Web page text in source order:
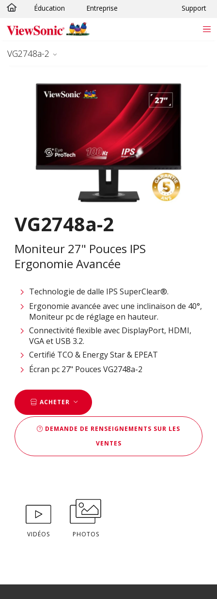
Passer au contenu principal
Éducation Entreprise Support
VG2748a-2
VG2748a-2
Moniteur 27" Pouces IPS
Ergonomie Avancée
Technologie de dalle IPS SuperClear®.
Ergonomie avancée avec une inclinaison de 40°,
Moniteur pc de réglage en hauteur.
Connectivité flexible avec DisplayPort, HDMI,
VGA et USB 3.2.
Certifié TCO & Energy Star & EPEAT
Écran pc 27" Pouces VG2748a-2
ACHETER
DEMANDE DE RENSEIGNEMENTS SUR LES
VENTES
VIDÉOS PHOTOS